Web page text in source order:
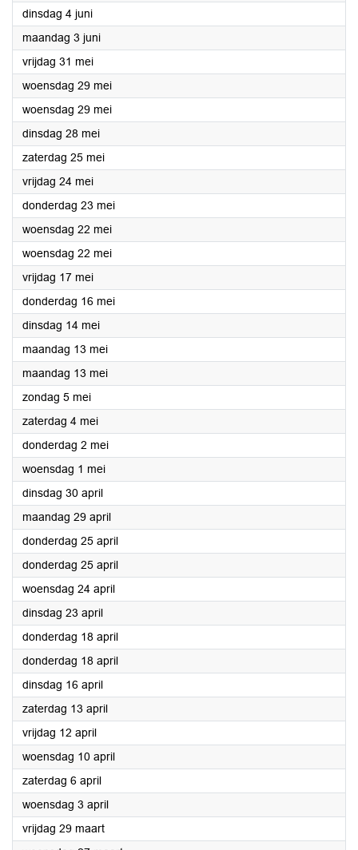
dinsdag 4 juni2024
maandag 3 juni2024
vrijdag 31 mei2024
woensdag 29 mei2024
woensdag 29 mei2024
dinsdag 28 mei2024
zaterdag 25 mei2024
vrijdag 24 mei2024
donderdag 23 mei2024
woensdag 22 mei2024
woensdag 22 mei2024
vrijdag 17 mei2024
donderdag 16 mei2024
dinsdag 14 mei2024
maandag 13 mei2024
maandag 13 mei2024
zondag 5 mei2024
zaterdag 4 mei2024
donderdag 2 mei2024
woensdag 1 mei2024
dinsdag 30 april2024
maandag 29 april2024
donderdag 25 april2024
donderdag 25 april2024
woensdag 24 april2024
dinsdag 23 april2024
donderdag 18 april2024
donderdag 18 april2024
dinsdag 16 april2024
zaterdag 13 april2024
vrijdag 12 april2024
woensdag 10 april2024
zaterdag 6 april2024
woensdag 3 april2024
vrijdag 29 maart2024